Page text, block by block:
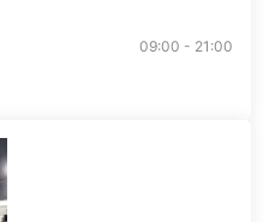
09:00 - 21:00